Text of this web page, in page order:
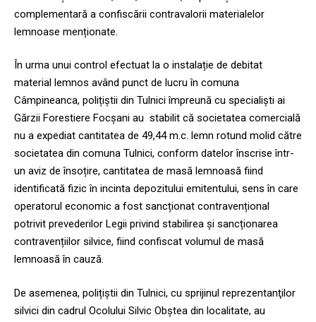
complementară a confiscării contravalorii materialelor
lemnoase menționate.
În urma unui control efectuat la o instalație de debitat
material lemnos având punct de lucru în comuna
Câmpineanca, polițiștii din Tulnici împreună cu specialiști ai
Gărzii Forestiere Focșani au stabilit că societatea comercială
nu a expediat cantitatea de 49,44 m.c. lemn rotund molid către
societatea din comuna Tulnici, conform datelor înscrise într-
un aviz de însoțire, cantitatea de masă lemnoasă fiind
identificată fizic în incinta depozitului emitentului, sens în care
operatorul economic a fost sancționat contravențional
potrivit prevederilor Legii privind stabilirea și sancționarea
contravențiilor silvice, fiind confiscat volumul de masă
lemnoasă în cauză.
De asemenea, polițiștii din Tulnici, cu sprijinul reprezentanţilor
silvici din cadrul Ocolului Silvic Obştea din localitate, au